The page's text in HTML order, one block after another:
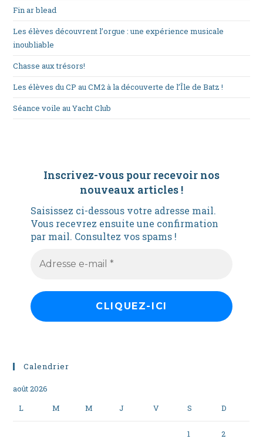
Fin ar blead
Les élèves découvrent l’orgue : une expérience musicale
inoubliable
Chasse aux trésors!
Les élèves du CP au CM2 à la découverte de l’Île de Batz !
Séance voile au Yacht Club
Inscrivez-vous pour recevoir nos
nouveaux articles !
Saisissez ci-dessous votre adresse mail.
Vous recevrez ensuite une confirmation
par mail. Consultez vos spams !
Calendrier
août 2026
L
M M J V S D
1 2